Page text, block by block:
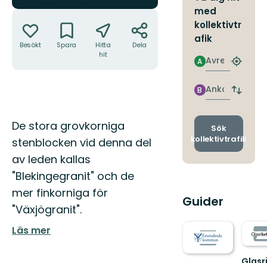
Besökt Spara
Hitta
hit
Dela
Beskrivning
De stora grovkorniga
stenblocken vid denna del
av leden kallas
"Blekingegranit" och de
mer finkorniga för
"Växjögranit".
Läs mer
med
kollektivtr
afik
Avresa
A
Hitta
Ankomst
B
Byt
och
Sök
kollektivtrafik
Guider